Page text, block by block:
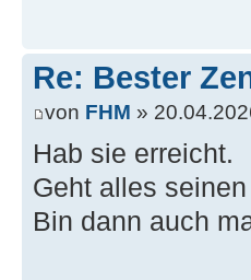
Re: Bester
von FHM »
Hab sie erreicht.
Geht alles
Bin dann auch